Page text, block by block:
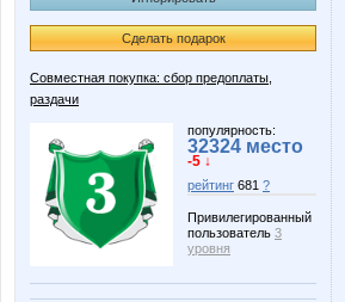
Сделать подарок
Совместная покупка: сбор предоплаты,
раздачи
популярность:
32324 место
-5 ↓
рейтинг 681 ?
Привилегированный
пользователь 3
уровня